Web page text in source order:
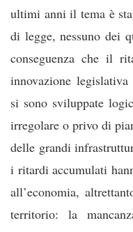
ultimi anni il tema è
di legge, nessuno dei
conseguenza che il
innovazione
si sono sviluppate
irregolare o privo di
delle grandi
i ritardi accumulati
all’economia,
territorio: la